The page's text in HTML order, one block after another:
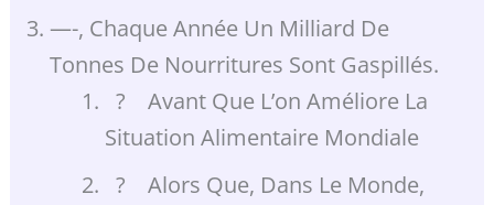
—-, Chaque Année Un Milliard De
Tonnes De Nourritures Sont Gaspillés.
? Avant Que L’on Améliore La
Situation Alimentaire Mondiale
? Alors Que, Dans Le Monde,